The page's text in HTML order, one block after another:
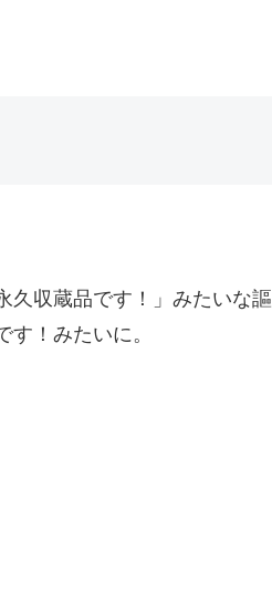
久収蔵品です！」みたいな謳
！みたいに。